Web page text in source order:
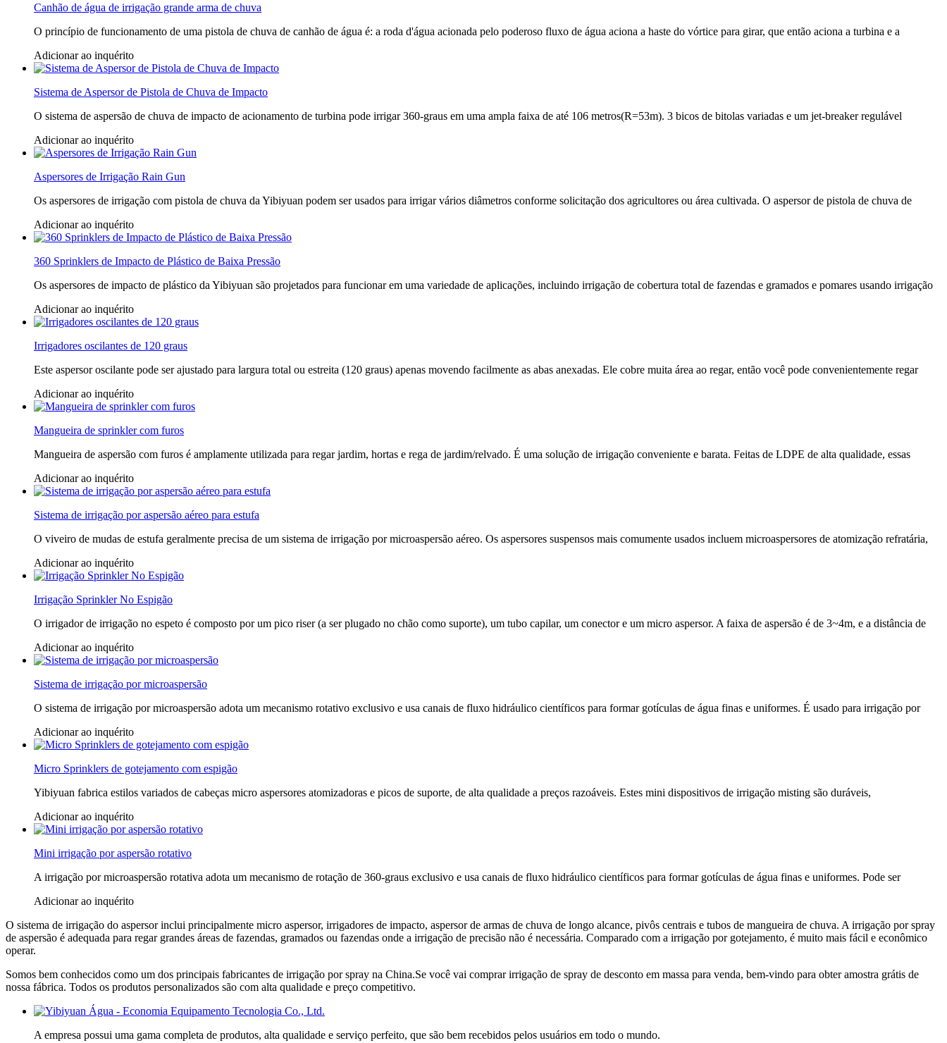
Canhão de água de irrigação grande arma de chuva
O princípio de funcionamento de uma pistola de chuva de canhão de água é: a roda d'água acionada pelo poderoso fluxo de água aciona a haste do vórtice para girar, que então aciona a turbina e a
Adicionar ao inquérito
Sistema de Aspersor de Pistola de Chuva de Impacto
O sistema de aspersão de chuva de impacto de acionamento de turbina pode irrigar 360-graus em uma ampla faixa de até 106 metros(R=53m). 3 bicos de bitolas variadas e um jet-breaker regulável
Adicionar ao inquérito
Aspersores de Irrigação Rain Gun
Os aspersores de irrigação com pistola de chuva da Yibiyuan podem ser usados ​​para irrigar vários diâmetros conforme solicitação dos agricultores ou área cultivada. O aspersor de pistola de chuva de
Adicionar ao inquérito
360 Sprinklers de Impacto de Plástico de Baixa Pressão
Os aspersores de impacto de plástico da Yibiyuan são projetados para funcionar em uma variedade de aplicações, incluindo irrigação de cobertura total de fazendas e gramados e pomares usando irrigação
Adicionar ao inquérito
Irrigadores oscilantes de 120 graus
Este aspersor oscilante pode ser ajustado para largura total ou estreita (120 graus) apenas movendo facilmente as abas anexadas. Ele cobre muita área ao regar, então você pode convenientemente regar
Adicionar ao inquérito
Mangueira de sprinkler com furos
Mangueira de aspersão com furos é amplamente utilizada para regar jardim, hortas e rega de jardim/relvado. É uma solução de irrigação conveniente e barata. Feitas de LDPE de alta qualidade, essas
Adicionar ao inquérito
Sistema de irrigação por aspersão aéreo para estufa
O viveiro de mudas de estufa geralmente precisa de um sistema de irrigação por microaspersão aéreo. Os aspersores suspensos mais comumente usados ​​incluem microaspersores de atomização refratária,
Adicionar ao inquérito
Irrigação Sprinkler No Espigão
O irrigador de irrigação no espeto é composto por um pico riser (a ser plugado no chão como suporte), um tubo capilar, um conector e um micro aspersor. A faixa de aspersão é de 3~4m, e a distância de
Adicionar ao inquérito
Sistema de irrigação por microaspersão
O sistema de irrigação por microaspersão adota um mecanismo rotativo exclusivo e usa canais de fluxo hidráulico científicos para formar gotículas de água finas e uniformes. É usado para irrigação por
Adicionar ao inquérito
Micro Sprinklers de gotejamento com espigão
Yibiyuan fabrica estilos variados de cabeças micro aspersores atomizadoras e picos de suporte, de alta qualidade a preços razoáveis. Estes mini dispositivos de irrigação misting são duráveis,
Adicionar ao inquérito
Mini irrigação por aspersão rotativo
A irrigação por microaspersão rotativa adota um mecanismo de rotação de 360-graus exclusivo e usa canais de fluxo hidráulico científicos para formar gotículas de água finas e uniformes. Pode ser
Adicionar ao inquérito
O sistema de irrigação do aspersor inclui principalmente micro aspersor, irrigadores de impacto, aspersor de armas de chuva de longo alcance, pivôs centrais e tubos de mangueira de chuva. A irrigação por spray
de aspersão é adequada para regar grandes áreas de fazendas, gramados ou fazendas onde a irrigação de precisão não é necessária. Comparado com a irrigação por gotejamento, é muito mais fácil e econômico
operar.
Somos bem conhecidos como um dos principais fabricantes de irrigação por spray na China.Se você vai comprar irrigação de spray de desconto em massa para venda, bem-vindo para obter amostra grátis de
nossa fábrica. Todos os produtos personalizados são com alta qualidade e preço competitivo.
A empresa possui uma gama completa de produtos, alta qualidade e serviço perfeito, que são bem recebidos pelos usuários em todo o mundo.